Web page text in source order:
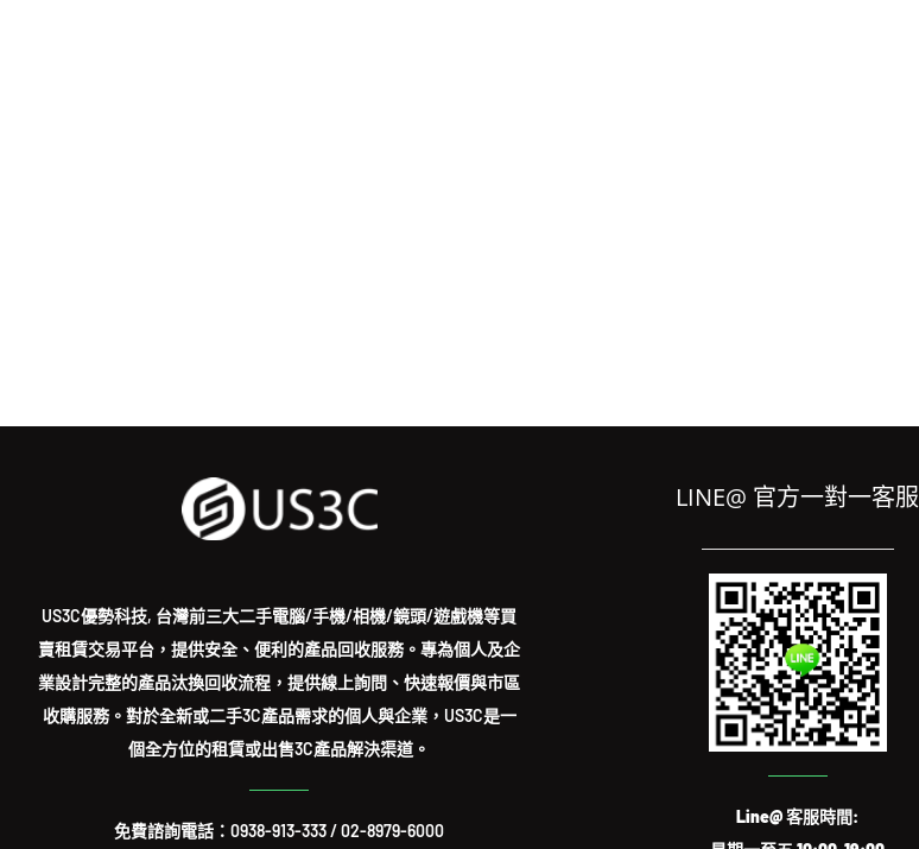
US3C優勢科技, 台灣前三大二手電腦/手機/相機/鏡頭/遊戲機等買
賣租賃交易平台，提供安全、便利的產品回收服務。專為個人及企
業設計完整的產品汰換回收流程，提供線上詢問、快速報價與市區
收購服務。對於全新或二手3C產品需求的個人與企業，US3C是一
個全方位的租賃或出售3C產品解決渠道。
免費諮詢電話：0938-913-333/02-8979-6000
LINE@ 官方一對一客服
Line@ 客服時間: